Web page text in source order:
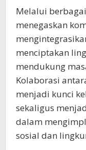
Melalui
menegaskan
menciptakan
mendukung
Kolaborasi
menjadi kunci
sekaligus
dalam
sosial dan